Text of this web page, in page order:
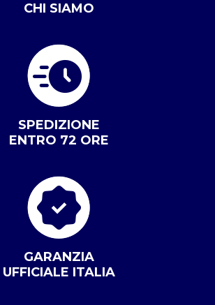
CHI SIAMO
SPEDIZIONE
ENTRO 72 ORE
GARANZIA
UFFICIALE ITALIA